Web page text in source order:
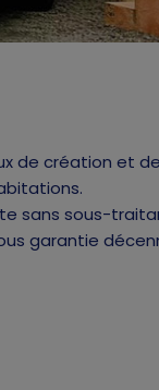
de création et
sans sous-
garantie